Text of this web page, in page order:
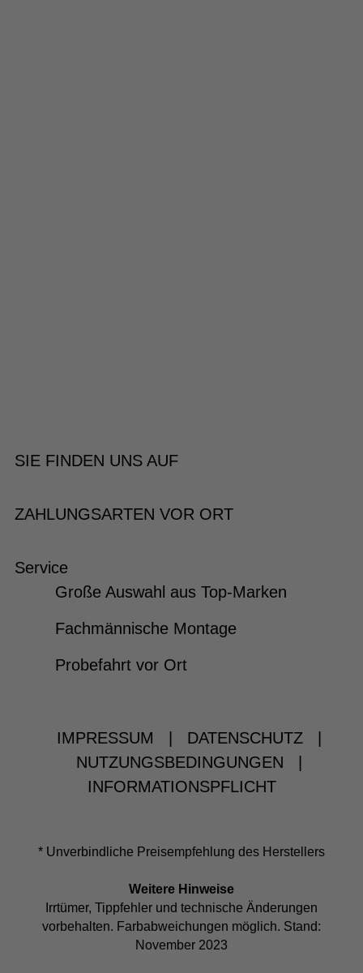
SIE FINDEN UNS AUF
ZAHLUNGSARTEN VOR ORT
Service
Große Auswahl aus Top-Marken
Fachmännische Montage
Probefahrt vor Ort
IMPRESSUM DATENSCHUTZ
NUTZUNGSBEDINGUNGEN
INFORMATIONSPFLICHT
* Unverbindliche Preisempfehlung des Herstellers
Weitere Hinweise
Irrtümer, Tippfehler und technische Änderungen
vorbehalten. Farbabweichungen möglich. Stand:
November 2023